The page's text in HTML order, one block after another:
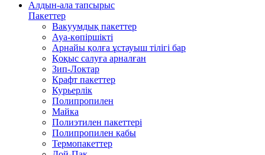
Алдын-ала тапсырыс
Пакеттер
Вакуумдық пакеттер
Ауа-көпіршікті
Арнайы қолға ұстауыш тілігі бар
Қоқыс салуға арналған
Зип-Локтар
Крафт пакеттер
Курьерлік
Полипропилен
Майка
Полиэтилен пакеттері
Полипропилен қабы
Термопакеттер